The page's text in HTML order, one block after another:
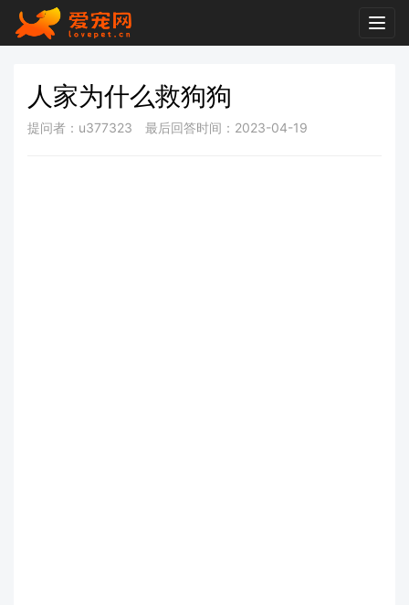
人家为什么救狗狗
提问者：u377323 最后回答时间：2023-04-19